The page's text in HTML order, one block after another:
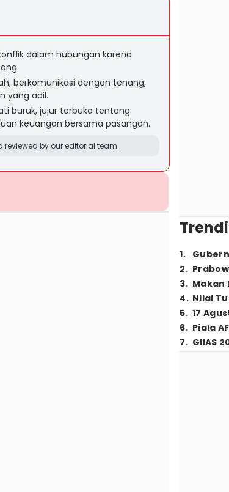
dalam hubungan karena
berkomunikasi dengan tenang,
yang adil.
buruk, jujur terbuka tentang
keuangan bersama pasangan.
by our editorial team.
1.
2.
3. Makan
4. Nilai
5. 17
6. Piala
7. GIIAS